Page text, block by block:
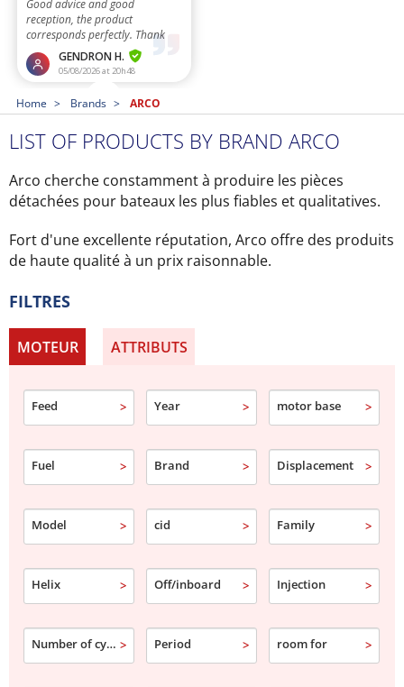
Home Brands ARCO
LIST OF PRODUCTS BY BRAND ARCO
Arco cherche constamment à produire les pièces
détachées pour bateaux les plus fiables et qualitatives.
Fort d'une excellente réputation, Arco offre des produits
de haute qualité à un prix raisonnable.
FILTRES
MOTEUR
Feed Year motor base
Fuel Brand Displacement
Model cid Family
Helix Off/inboard Injection
Number of cylinder Period room for
ATTRIBUTS